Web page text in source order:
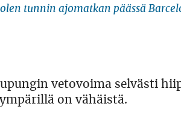
tunnin ajomatkan päässä
vetovoima selvästi
on vähäistä.